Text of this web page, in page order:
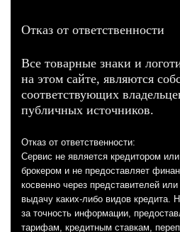
Отказ от ответственности
Все товарные знаки и
на этом сайте, являются
соответствующих
публичных источников.
Отказ от ответственности:
Сервис не является кредитором
брокером и не предоставляет
косвенно через представителей
выдачу каких-либо видов кредита.
за точность информации,
тарифам, кредитным ставкам,